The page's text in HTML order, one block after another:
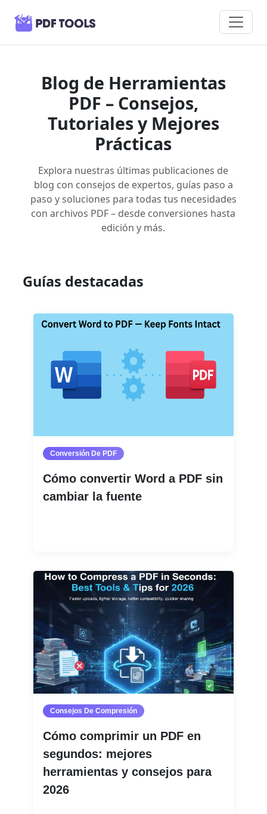
Blog de Herramientas
PDF – Consejos,
Tutoriales y Mejores
Prácticas
Explora nuestras últimas publicaciones de
blog con consejos de expertos, guías paso a
paso y soluciones para todas tus necesidades
con archivos PDF – desde conversiones hasta
edición y más.
Guías destacadas
Conversión De PDF
Cómo convertir Word a PDF sin
cambiar la fuente
Consejos De Compresión
Cómo comprimir un PDF en
segundos: mejores
herramientas y consejos para
2026